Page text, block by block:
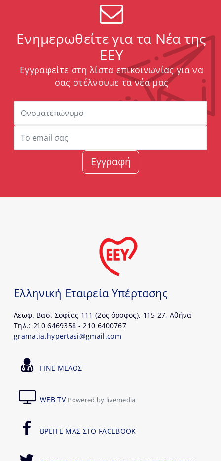
Ενημερωθείτε για τα Νέα της
ΕΕΥ
Εγγραφείτε στη λίστα επικοινωνίας για να
σας στέλνουμε τα νέα μας
Εγγραφή
Ελληνική Εταιρεία Υπέρτασης
Λεωφ. Βασ. Σοφίας 111 (2ος όροφος), 115 27, Αθήνα
Τηλ.: 210 6469358 - 210 6400767
gramatia.hypertasi@gmail.com
ΓΙΝΕ ΜΕΛΟΣ
WEB TV Powered by livemedia
ΒΡΕΙΤΕ ΜΑΣ ΣΤΟ FACEBOOK